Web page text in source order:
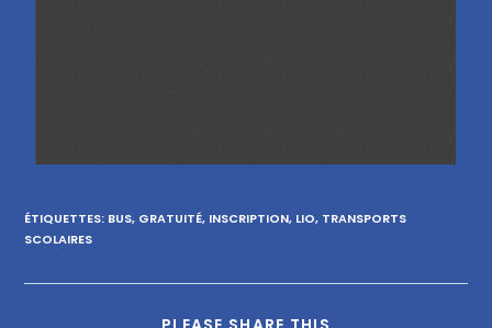
ÉTIQUETTES: BUS, GRATUITÉ, INSCRIPTION, LIO, TRANSPORTS
SCOLAIRES